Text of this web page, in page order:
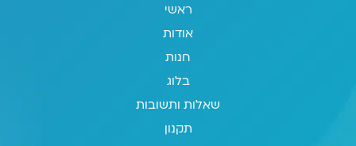
ראשי
אודות
חנות
בלוג
שאלות ותשובות
תקנון